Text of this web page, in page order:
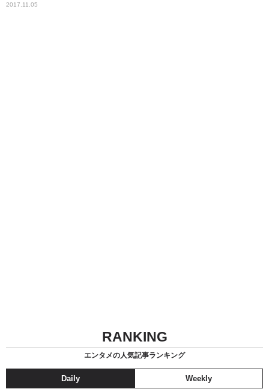
2017.11.05
RANKING
エンタメの人気記事ランキング
Daily Weekly